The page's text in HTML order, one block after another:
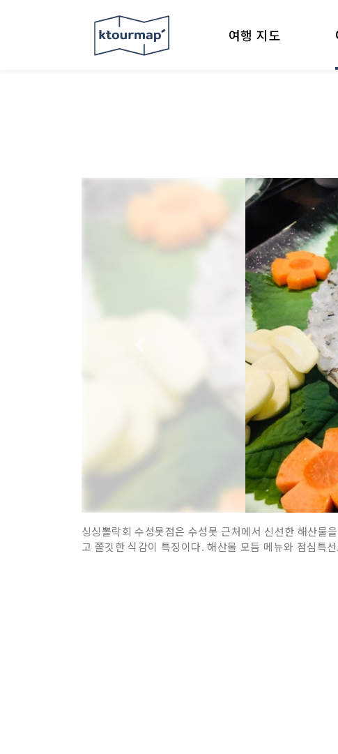
여행 지도
싱싱뽈락회 수성못점은 수성못 근처에서 신선한 해산물
고 쫄깃한 식감이 특징이다. 해산물 모듬 메뉴와 점심특